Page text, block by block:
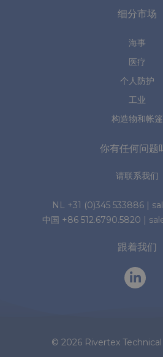
细分市场
海事
医疗
个人防护
工业
构造物和帐篷
你有任何问题
请联系我们
NL +31 (0)345 533886|
中国 +86 512.6790.5820 |
跟着我们
© 2026 Rivertex